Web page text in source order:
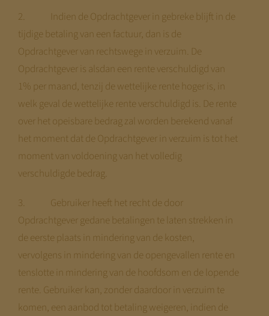
2. Indien de Opdrachtgever in gebreke blijft in de
tijdige betaling van een factuur, dan is de
Opdrachtgever van rechtswege in verzuim. De
Opdrachtgever is alsdan een rente verschuldigd van
1% per maand, tenzij de wettelijke rente hoger is, in
welk geval de wettelijke rente verschuldigd is. De rente
over het opeisbare bedrag zal worden berekend vanaf
het moment dat de Opdrachtgever in verzuim is tot het
moment van voldoening van het volledig
verschuldigde bedrag.
3. Gebruiker heeft het recht de door
Opdrachtgever gedane betalingen te laten strekken in
de eerste plaats in mindering van de kosten,
vervolgens in mindering van de opengevallen rente en
tenslotte in mindering van de hoofdsom en de lopende
rente. Gebruiker kan, zonder daardoor in verzuim te
komen, een aanbod tot betaling weigeren, indien de